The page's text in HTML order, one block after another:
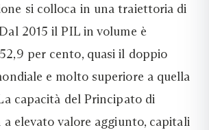
si colloca in una traiettoria di
2015 il PIL in volume è
per cento, quasi il doppio
e molto superiore a quella
capacità del Principato di
elevato valore aggiunto, capitali